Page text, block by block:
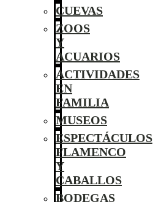
CUEVAS
ZOOS
Y
ACUARIOS
ACTIVIDADES
EN
FAMILIA
MUSEOS
ESPECTÁCULOS
FLAMENCO
Y
CABALLOS
BODEGAS